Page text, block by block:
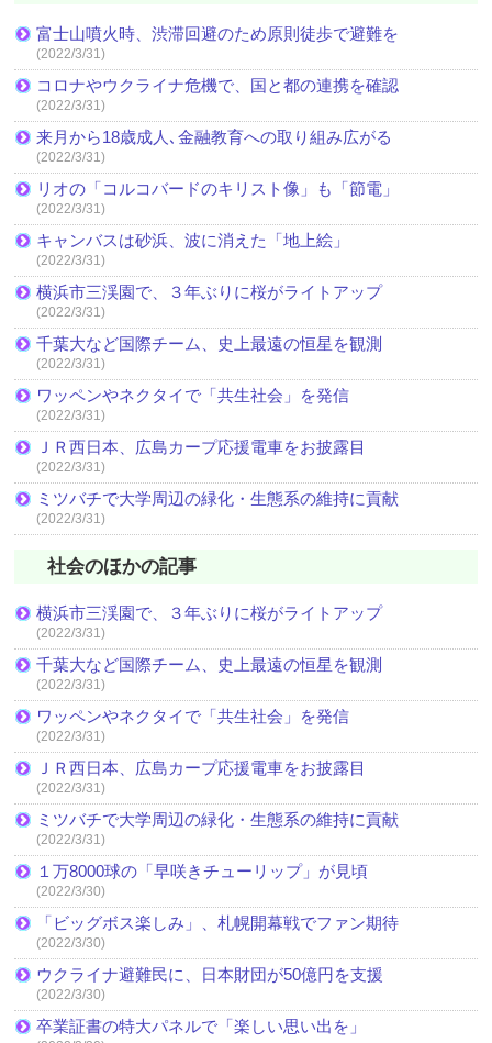
富士山噴火時、渋滞回避のため原則徒歩で避難を
(2022/3/31)
コロナやウクライナ危機で、国と都の連携を確認
(2022/3/31)
来月から18歳成人､金融教育への取り組み広がる
(2022/3/31)
リオの「コルコバードのキリスト像」も「節電」
(2022/3/31)
キャンバスは砂浜、波に消えた「地上絵」
(2022/3/31)
横浜市三渓園で、３年ぶりに桜がライトアップ
(2022/3/31)
千葉大など国際チーム、史上最遠の恒星を観測
(2022/3/31)
ワッペンやネクタイで「共生社会」を発信
(2022/3/31)
ＪＲ西日本、広島カープ応援電車をお披露目
(2022/3/31)
ミツバチで大学周辺の緑化・生態系の維持に貢献
(2022/3/31)
社会のほかの記事
横浜市三渓園で、３年ぶりに桜がライトアップ
(2022/3/31)
千葉大など国際チーム、史上最遠の恒星を観測
(2022/3/31)
ワッペンやネクタイで「共生社会」を発信
(2022/3/31)
ＪＲ西日本、広島カープ応援電車をお披露目
(2022/3/31)
ミツバチで大学周辺の緑化・生態系の維持に貢献
(2022/3/31)
１万8000球の「早咲きチューリップ」が見頃
(2022/3/30)
「ビッグボス楽しみ」、札幌開幕戦でファン期待
(2022/3/30)
ウクライナ避難民に、日本財団が50億円を支援
(2022/3/30)
卒業証書の特大パネルで「楽しい思い出を」